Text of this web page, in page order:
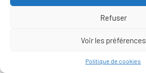
Refuser
Voir les préférences
Politique de cookies